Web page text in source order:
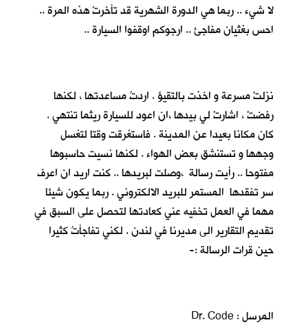
لا شيء .. ربما هي الدورة الشهرية قد تأخرتْ هذه المرة ..
احس بغثيان مفاجئ .. ارجوكم اوقفوا السيارة ..
نزلتْ مسرعة و اخذت بالتقيؤ . اردتُ مساعدتها ، لكنها
رفضتْ ، اشارتْ لي بيدها ،ان اعود للسيارة ريثما تنتهي .
كان مكانا بعيدا عن المدينة . فاستغرقت وقتا لتغسل
وجهها و تستنشق بعض الهواء . لكنها نسيت حاسبوها
مفتوحا .. رأيت رسالة ،وصلت لبريدها .. كنت اريد ان اعرف
سر تفقدها المستمر للبريد الالكتروني . ربما يكون شيئا
مهما في العمل تخفيه عني كعادتها لتحصل على السبق في
تقديم التقارير الى مديرنا في لندن . لكني تفاجأتُ كثيرا
حين قرات الرسالة :-
المرسل : Dr. Code